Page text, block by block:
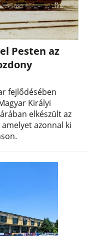
Pesten az
fejlődésében
Királyi
elkészült az
azonnal ki